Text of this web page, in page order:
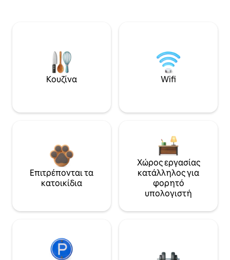
Κουζίνα Wifi
Επιτρέπονται τα
κατοικίδια
Χώρος εργασίας
κατάλληλος για
φορητό
υπολογιστή